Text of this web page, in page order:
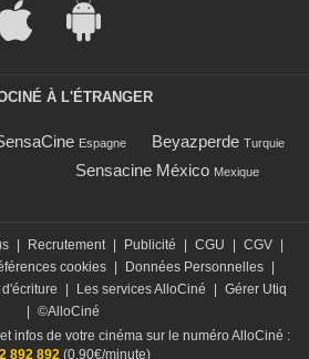
À L'ÉTRANGER
Espagne Beyazperde Turquie
Sensacine México Mexique
Recrutement Publicité CGU CGV
cookies Données Personnelles
Les services AlloCiné
Gérer Utiq
©AlloCiné
infos de votre cinéma sur le numéro AlloCiné :
892 892(0,90€/minute)